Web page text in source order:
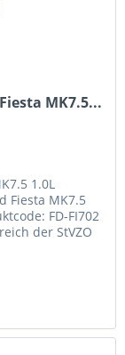
MK7.5...
1.0L
Fiesta MK7.5
FD-FI702
der StVZO